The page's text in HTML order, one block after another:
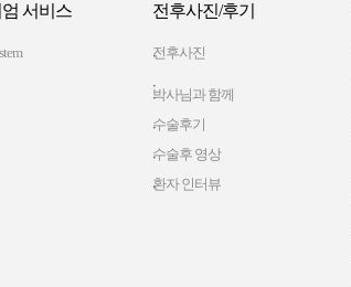
서비스 전후사진/후기
전후사진
박사님과 함께
수술후기
수술후 영상
환자 인터뷰